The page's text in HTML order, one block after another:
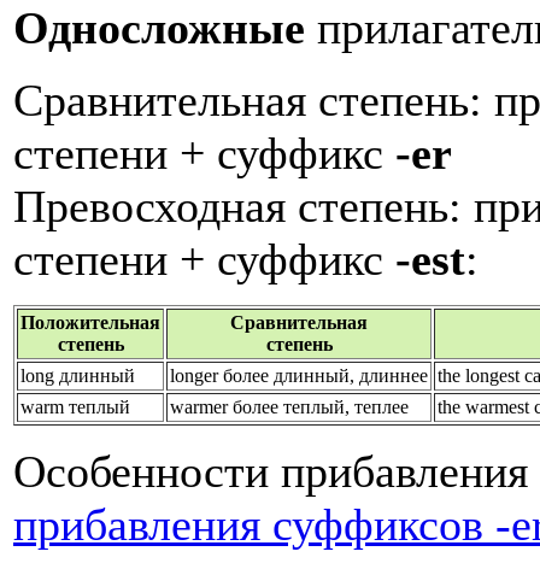
Односложные
Сравнительная степень:
степени + суффикс -er
Превосходная степень:
степени + суффикс -est:
Положительная
степень
Сравнительная
степень
long длинный
longer более длинный, длиннее the longest
warm теплый
warmer более теплый, теплее the warmest
Особенности
прибавления суффиксов -